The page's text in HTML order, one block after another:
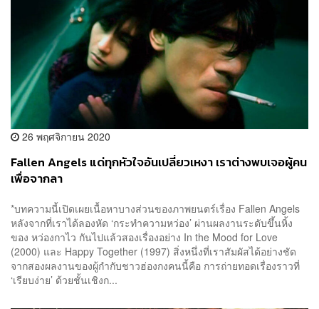
26 พฤศจิกายน 2020
Fallen Angels แด่ทุกหัวใจอันเปลี่ยวเหงา เราต่างพบเจอผู้คน
เพื่อจากลา
*บทความนี้เปิดเผยเนื้อหาบางส่วนของภาพยนตร์เรื่อง Fallen Angels
หลังจากที่เราได้ลองหัด ‘กระทำความหว่อง’ ผ่านผลงานระดับขึ้นหิ้ง
ของ หว่องกาไว กันไปแล้วสองเรื่องอย่าง In the Mood for Love
(2000) และ Happy Together (1997) สิ่งหนึ่งที่เราสัมผัสได้อย่างชัด
จากสองผลงานของผู้กำกับชาวฮ่องกงคนนี้คือ การถ่ายทอดเรื่องราวที่
‘เรียบง่าย’ ด้วยชั้นเชิงก...